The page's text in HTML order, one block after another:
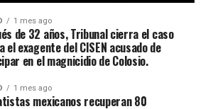
1 mes ago
de 32 años, Tribunal cierra el caso
el exagente del CISEN acusado de
en el magnicidio de Colosio.
1 mes ago
mexicanos recuperan 80